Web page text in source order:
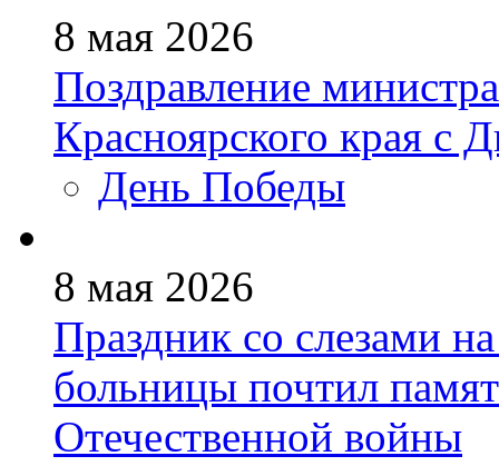
8 мая 2026
Поздравление
Красноярского края с
День Победы
8 мая 2026
Праздник со слезами
больницы почтил
Отечественной войны